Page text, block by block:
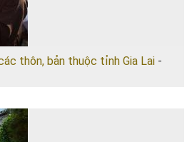
thôn, bản thuộc tỉnh Gia Lai -